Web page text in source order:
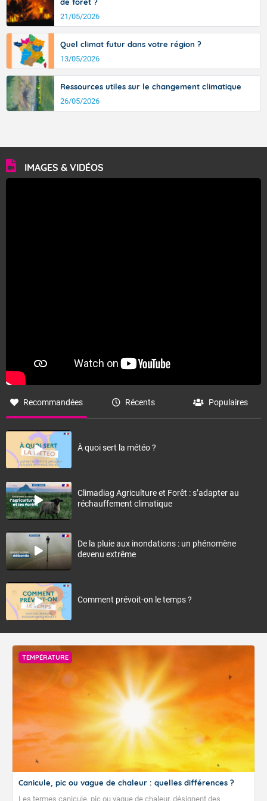
21/05/2026
Quel climat futur dans votre région ?
13/05/2026
Ressources utiles sur le changement climatique
26/05/2026
IMAGES & VIDÉOS
Recommandées Récents Populaires
À quoi sert la météo ?
Climadiag Agriculture et Forêt : s’adapter au
réchauffement climatique
De la pluie aux inondations : un phénomène
devenu extrême
Comment prévoit-on le temps ?
TEMPÉRATURE
Canicule, pic ou vague de chaleur : quelles différences ?
Les termes canicule, pic ou vague de chaleur, désignent des